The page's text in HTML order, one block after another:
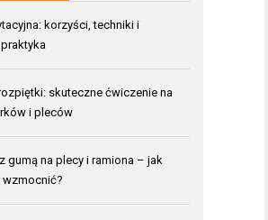
korzyści, techniki i
skuteczne ćwiczenie na
i pleców
gumą na plecy i ramiona – jak
wzmocnić?